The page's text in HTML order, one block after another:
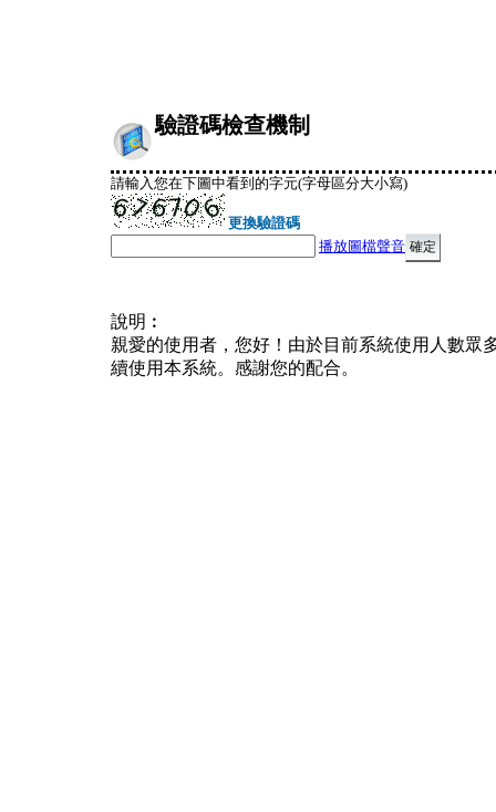
驗證碼檢查機制
請輸入您在下圖中看到的字元(字母區分大小寫)
更換驗證碼
播放圖檔聲音
說明︰
親愛的使用者，您好！由於目前系統使用人數眾
續使用本系統。感謝您的配合。